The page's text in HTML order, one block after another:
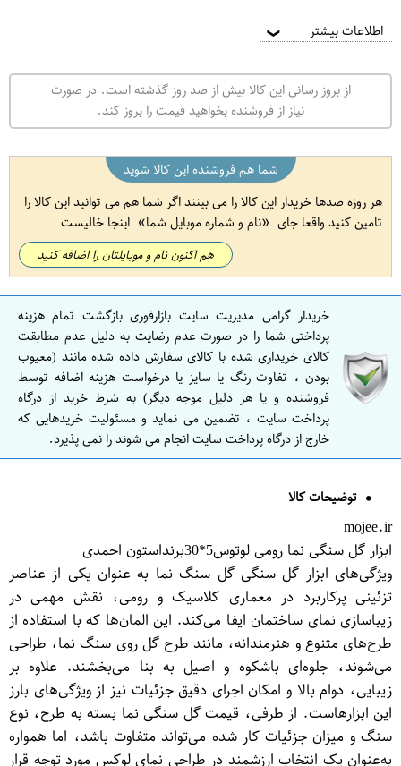
اطلاعات بیشتر ❯
از بروز رسانی این کالا بیش از صد روز گذشته است. در صورت
نیاز از فروشنده بخواهید قیمت را بروز کند.
شما هم فروشنده این کالا شوید
هر روزه صدها خریدار این کالا را می بینند اگر شما هم می توانید این کالا را
تامین کنید واقعا جای
نام و شماره موبایل شما اینجا خالیست
هم اکنون نام و موبایلتان را اضافه کنید
خریدار گرامی مدیریت سایت بازارفوری بازگشت تمام هزینه
پرداختی شما را در صورت عدم رضایت به دلیل عدم مطابقت
کالای خریداری شده با کالای سفارش داده شده مانند (معیوب
بودن ، تفاوت رنگ یا سایز یا درخواست هزینه اضافه توسط
فروشنده و یا هر دلیل موجه دیگر) به شرط خرید از درگاه
پرداخت سایت ، تضمین می نماید و مسئولیت خریدهایی که
خارج از درگاه پرداخت سایت انجام می شوند را نمی پذیرد.
توضیحات کالا
mojee.ir
ابزار گل سنگی نما رومی لوتوس5*30برنداستون احمدی
ویژگی‌های ابزار گل سنگی گل سنگ نما به‌ عنوان یکی از عناصر
تزئینی پرکاربرد در معماری کلاسیک و رومی، نقش مهمی در
زیباسازی نمای ساختمان ایفا می‌کند. این المان‌ها که با استفاده از
طرح‌های متنوع و هنرمندانه، مانند طرح گل روی سنگ نما، طراحی
می‌شوند، جلوه‌ای باشکوه و اصیل به بنا می‌بخشند. علاوه بر
زیبایی، دوام بالا و امکان اجرای دقیق جزئیات نیز از ویژگی‌های بارز
این ابزارهاست. از طرفی، قیمت گل سنگی نما بسته به طرح، نوع
سنگ و میزان جزئیات کار شده می‌تواند متفاوت باشد، اما همواره
به‌عنوان یک انتخاب ارزشمند در طراحی نمای لوکس مورد توجه قرار